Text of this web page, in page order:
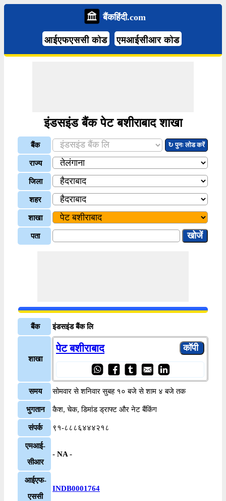
बैंकहिंदी.com
आईएफएससी कोड एमआईसीआर कोड
इंडसइंड बैंक पेट बशीराबाद शाखा
बैंक ↻ पुनः लोड करें
राज्य
जिला
शहर
शाखा
पता
बैंक इंडसइंड बैंक लि
शाखा
पेट बशीराबाद
समय सोमवार से शनिवार सुबह १० बजे से शाम ४ बजे तक
भुगतान कैश, चेक, डिमांड ड्राफ्ट और नेट बैंकिंग
संपर्क ९१-८८८६४४४२१८
एमआई-
सीआर
- NA -
आईएफ-
एससी
INDB0001764